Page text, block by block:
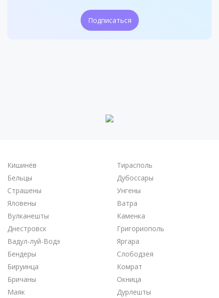
Подписаться
Кишинёв
Бельцы
Страшены
Яловены
Вулканешты
Днестровск
Вадул-луй-Водэ
Бендеры
Тирасполь
Дубоссары
Унгены
Ватра
Каменка
Григориополь
Яргара
Слободзея
Бируинца
Бричаны
Маяк
Комрат
Окница
Дурлешты